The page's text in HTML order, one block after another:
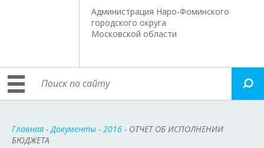
Администрация Наро-Фоминского
городского округа
Московской области
Главная -Документы - 2016 - ОТЧЕТ ОБ ИСПОЛНЕНИИ
БЮДЖЕТА